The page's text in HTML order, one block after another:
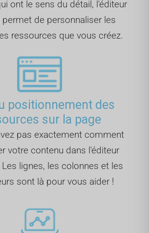
ont le sens du détail, l'éditeur
permet de personnaliser les
ressources que vous créez.
positionnement des
sur la page
pas exactement comment
votre contenu dans l'éditeur
Les lignes, les colonnes et les
sont là pour vous aider !